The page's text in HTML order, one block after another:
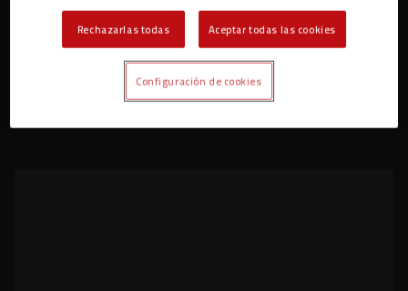
Rechazarlas todas Aceptar todas las cookies
Configuración de cookies